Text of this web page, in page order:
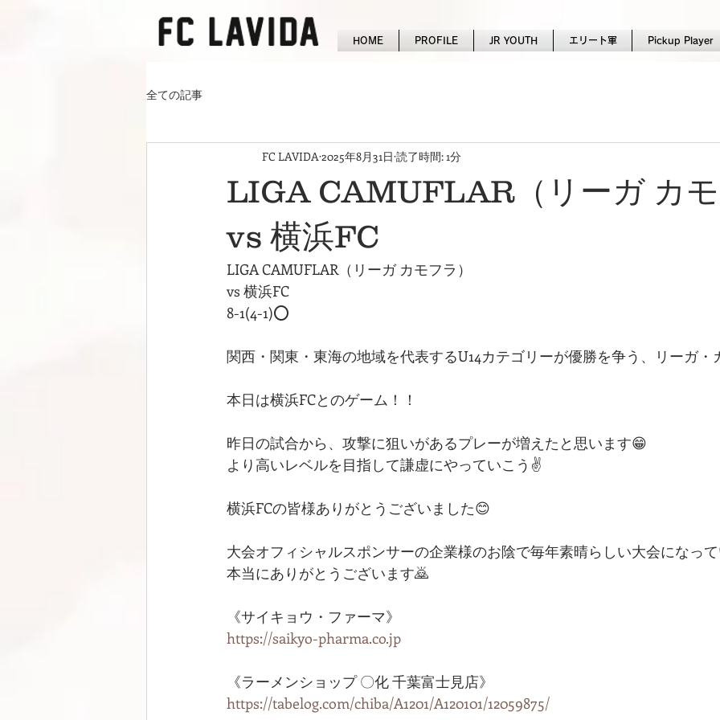
HOME PROFILE JR YOUTH エリート軍 Pickup Player
全ての記事
LIGA CAMUFLAR（リーガ カ
vs 横浜FC
FC LAVIDA 2025年8月31日 読了時間: 1分
LIGA CAMUFLAR（リーガ カモフラ）
vs 横浜FC
8-1(4-1)⭕️
関西・関東・東海の地域を代表するU14カテゴリーが優勝を争う、リーガ・
本日は横浜FCとのゲーム！！
昨日の試合から、攻撃に狙いがあるプレーが増えたと思います😁
より高いレベルを目指して謙虚にやっていこう✌️
横浜FCの皆様ありがとうございました😊
大会オフィシャルスポンサーの企業様のお陰で毎年素晴らしい大会になっ
本当にありがとうございます🙇
《サイキョウ・ファーマ》
https://saikyo-pharma.co.jp
《ラーメンショップ 〇化 千葉富士見店》
https://tabelog.com/chiba/A1201/A120101/12059875/